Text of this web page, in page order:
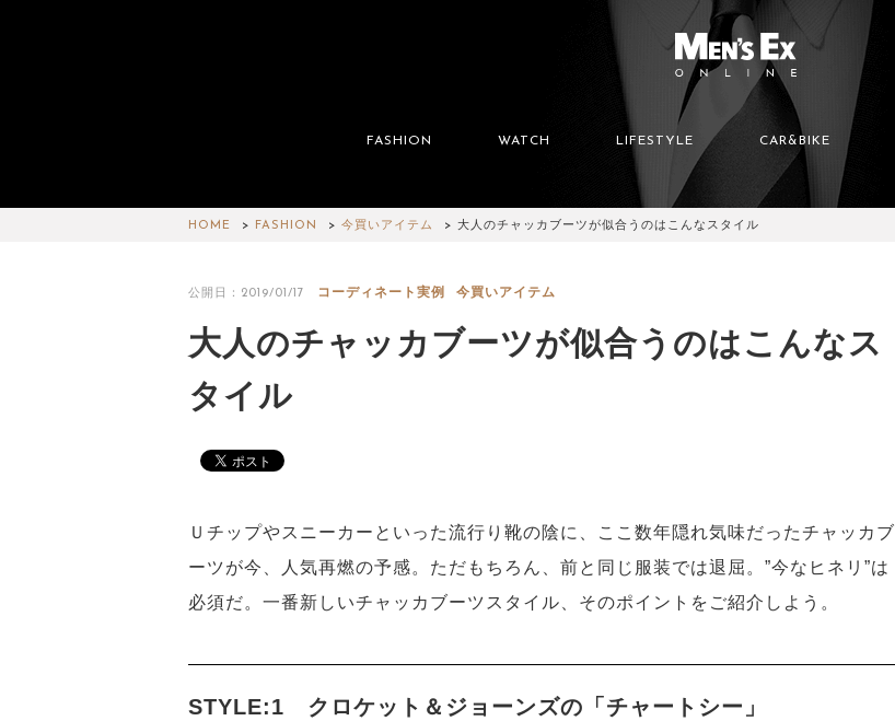
FASHION WATCH LIFESTYLE CAR&BIKE
HOME FASHION 今買いアイテム 大人のチャッカブーツが似合うのはこんなスタイル
公開日：2019/01/17 コーディネート実例 今買いアイテム
大人のチャッカブーツが似合うのはこんなス
タイル
Ｕチップやスニーカーといった流行り靴の陰に、ここ数年隠れ気味だったチャッカブ
ーツが今、人気再燃の予感。ただもちろん、前と同じ服装では退屈。”今なヒネリ”は
必須だ。一番新しいチャッカブーツスタイル、そのポイントをご紹介しよう。
STYLE:1 クロケット＆ジョーンズの「チャートシー」